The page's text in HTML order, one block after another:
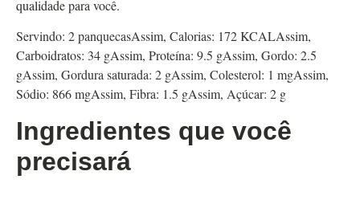
qualidade para você.
Servindo: 2panquecasAssim, Calorias: 172KCALAssim,
Carboidratos: 34 gAssim, Proteína: 9.5 gAssim, Gordo: 2.5
gAssim, Gordura saturada: 2 gAssim, Colesterol: 1 mgAssim,
Sódio: 866mgAssim, Fibra: 1.5 gAssim, Açúcar: 2 g
Ingredientes que você
precisará